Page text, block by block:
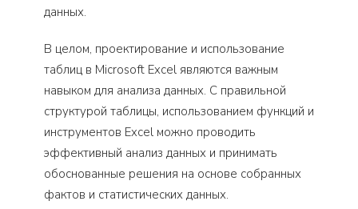
данных.
В целом, проектирование и использование
таблиц в Microsoft Excel являются важным
навыком для анализа данных. С правильной
структурой таблицы, использованием функций и
инструментов Excel можно проводить
эффективный анализ данных и принимать
обоснованные решения на основе собранных
фактов и статистических данных.